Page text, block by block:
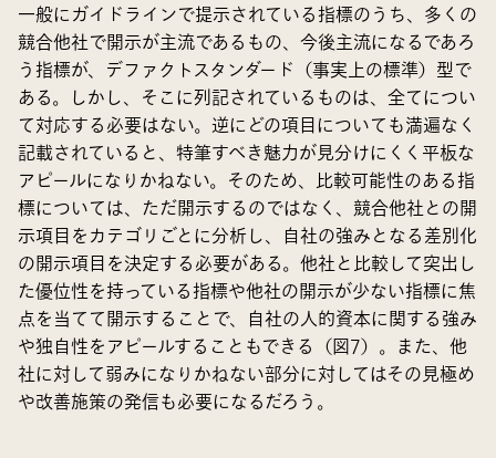
一般にガイドラインで提示されている指標のうち、多くの
競合他社で開示が主流であるもの、今後主流になるであろ
う指標が、デファクトスタンダード（事実上の標準）型で
ある。しかし、そこに列記されているものは、全てについ
て対応する必要はない。逆にどの項目についても満遍なく
記載されていると、特筆すべき魅力が見分けにくく平板な
アピールになりかねない。そのため、比較可能性のある指
標については、ただ開示するのではなく、競合他社との開
示項目をカテゴリごとに分析し、自社の強みとなる差別化
の開示項目を決定する必要がある。他社と比較して突出し
た優位性を持っている指標や他社の開示が少ない指標に焦
点を当てて開示することで、自社の人的資本に関する強み
や独自性をアピールすることもできる（図7）。また、他
社に対して弱みになりかねない部分に対してはその見極め
や改善施策の発信も必要になるだろう。